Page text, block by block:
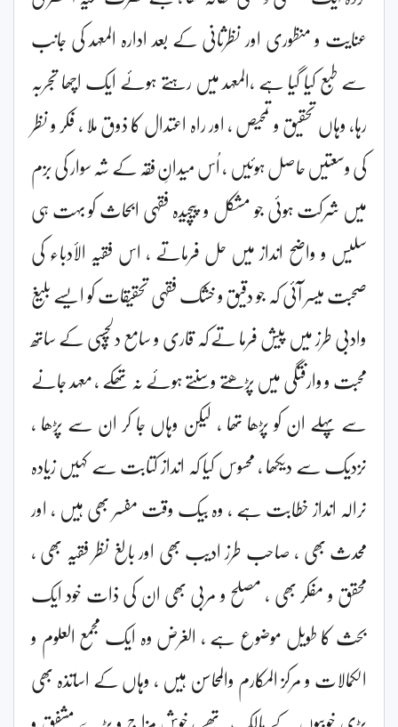
عنایت و منظوری اور نظرثانی کے بعد ادارہ المعہد کی جانب
سے طبع کیا گیا ہے ،المعہد میں رہتے ہوئے ایک اچھا تجربہ
رہا، وہاں تحقیق و تمحیص ، اور راہ اعتدال کا ذوق ملا ، فکر و نظر
کی وسعتیں حاصل ہوئیں ، اُس میدانِ فقہ کے شہ سوار کی بزم
میں شرکت ہوئی جو مشکل و پیچیدہ فقہی ابحاث کو بہت ہی
سلیس و واضح انداز میں حل فرماتے ، اس فقیہ الأدباء کی
صحبت میسر آئی کہ جو دقیق و خشک فقہی تحقیقات کو ایسے بلیغ
وادبی طرز میں پیش فرما تے کہ قاری و سامع دلچسپی کے ساتھ
محبت و وارفتگی میں پڑھتے وسنتے ہوئے نہ تھکے ، معہد جانے
سے پہلے ان کو پڑھا تھا ، لیکن وہاں جا کر ان سے پڑھا ،
نزدیک سے دیکھا ، محسوس کیا کہ انداز کتابت سے کہیں زیادہ
نرالہ انداز خطابت ہے ، وہ بیک وقت مفسر بھی ہیں ، اور
محدث بھی ، صاحب طرز ادیب بھی اور بالغ نظر فقیہ بھی ،
محقق و مفکر بھی ، مصلح و مربی بھی ان کی ذات خود ایک
بحث کا طویل موضوع ہے ، الغرض وہ ایک مجمع العلوم و
الکمالات و مرکز المکارم والمحاسن ہیں ، وہاں کے اساتذہ بھی